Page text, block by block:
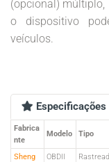
(opcional) múltiplo,
o dispositivo
veículos.
Especificações
Fabrica
nte
Modelo Tipo
Sheng
OBDII